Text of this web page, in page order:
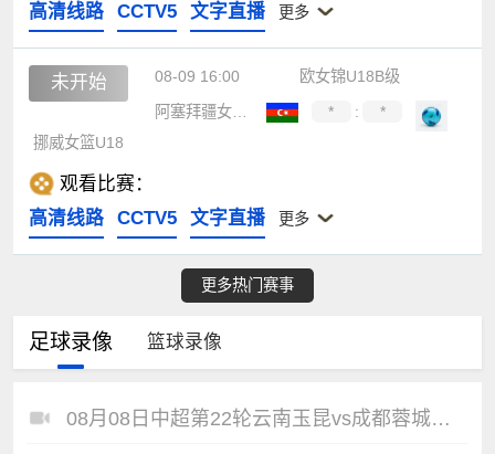
高清线路
CCTV5 文字直播 更多
未开始 08-09 16:00
欧女锦U18B级
阿塞拜疆女篮U18
* :
*
挪威女篮U18
观看比赛：
高清线路
CCTV5 文字直播 更多
更多热门赛事
足球录像 篮球录像
08月08日中超第22轮云南玉昆vs成都蓉城全场录像